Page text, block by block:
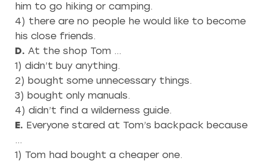
him to go hiking or camping.
4) there are no people he would like to become
his close friends.
D. At the shop Tom …
1) didn’t buy anything.
2) bought some unnecessary things.
3) bought only manuals.
4) didn’t find a wilderness guide.
E. Everyone stared at Tom’s backpack because
…
1) Tom had bought a cheaper one.